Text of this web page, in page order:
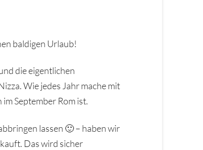
baldigen Urlaub!
die eigentlichen
Wie jedes Jahr mache mit
September Rom ist.
lassen 🙂 – haben wir
Das wird sicher